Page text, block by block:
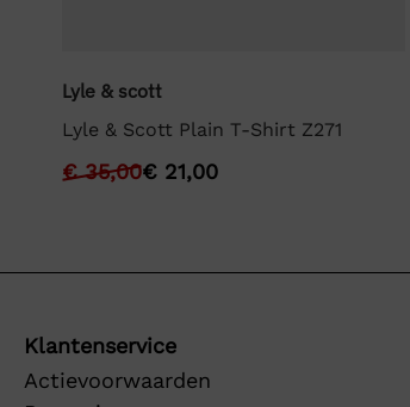
Lyle & scott
Lyle & Scott Plain T-Shirt Z271
€35,00€ 21,00
Klantenservice
Actievoorwaarden